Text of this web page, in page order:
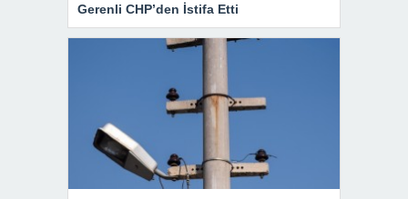
Gerenli CHP’den İstifa Etti